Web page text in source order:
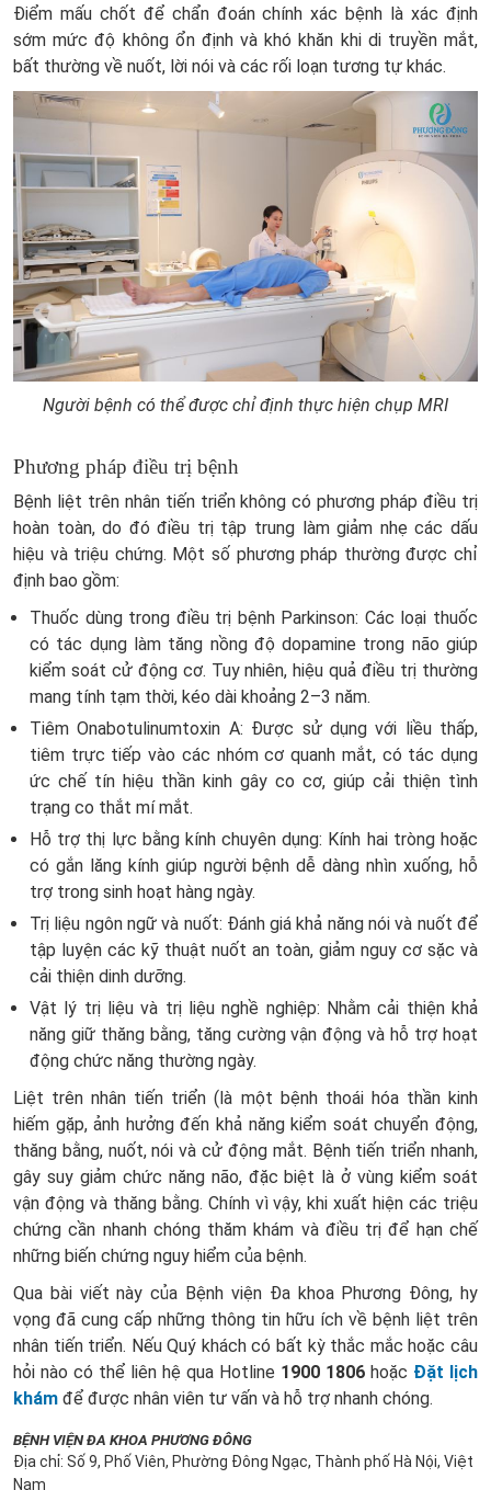
Điểm mấu chốt để chẩn đoán chính xác bệnh là xác định
sớm mức độ không ổn định và khó khăn khi di truyền mắt,
bất thường về nuốt, lời nói và các rối loạn tương tự khác.
Người bệnh có thể được chỉ định thực hiện chụp MRI
Phương pháp điều trị bệnh
Bệnh liệt trên nhân tiến triển không có phương pháp điều trị
hoàn toàn, do đó điều trị tập trung làm giảm nhẹ các dấu
hiệu và triệu chứng. Một số phương pháp thường được chỉ
định bao gồm:
Thuốc dùng trong điều trị bệnh Parkinson: Các loại thuốc
có tác dụng làm tăng nồng độ dopamine trong não giúp
kiểm soát cử động cơ. Tuy nhiên, hiệu quả điều trị thường
mang tính tạm thời, kéo dài khoảng 2–3 năm.
Tiêm Onabotulinumtoxin A: Được sử dụng với liều thấp,
tiêm trực tiếp vào các nhóm cơ quanh mắt, có tác dụng
ức chế tín hiệu thần kinh gây co cơ, giúp cải thiện tình
trạng co thắt mí mắt.
Hỗ trợ thị lực bằng kính chuyên dụng: Kính hai tròng hoặc
có gắn lăng kính giúp người bệnh dễ dàng nhìn xuống, hỗ
trợ trong sinh hoạt hàng ngày.
Trị liệu ngôn ngữ và nuốt: Đánh giá khả năng nói và nuốt để
tập luyện các kỹ thuật nuốt an toàn, giảm nguy cơ sặc và
cải thiện dinh dưỡng.
Vật lý trị liệu và trị liệu nghề nghiệp: Nhằm cải thiện khả
năng giữ thăng bằng, tăng cường vận động và hỗ trợ hoạt
động chức năng thường ngày.
Liệt trên nhân tiến triển (là một bệnh thoái hóa thần kinh
hiếm gặp, ảnh hưởng đến khả năng kiểm soát chuyển động,
thăng bằng, nuốt, nói và cử động mắt. Bệnh tiến triển nhanh,
gây suy giảm chức năng não, đặc biệt là ở vùng kiểm soát
vận động và thăng bằng. Chính vì vậy, khi xuất hiện các triệu
chứng cần nhanh chóng thăm khám và điều trị để hạn chế
những biến chứng nguy hiểm của bệnh.
Qua bài viết này của Bệnh viện Đa khoa Phương Đông, hy
vọng đã cung cấp những thông tin hữu ích về bệnh liệt trên
nhân tiến triển. Nếu Quý khách có bất kỳ thắc mắc hoặc câu
hỏi nào có thể liên hệ qua Hotline 1900 1806 hoặc Đặt lịch
khám để được nhân viên tư vấn và hỗ trợ nhanh chóng.
BỆNH VIỆN ĐA KHOA PHƯƠNG ĐÔNG
Địa chỉ: Số 9, Phố Viên, Phường Đông Ngạc, Thành phố Hà Nội, Việt
Nam